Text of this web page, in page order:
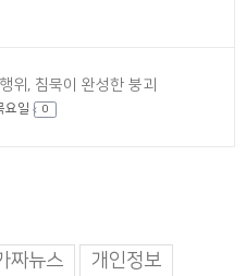
위, 침묵이 완성한 붕괴
요일 0
짜뉴스 개인정보